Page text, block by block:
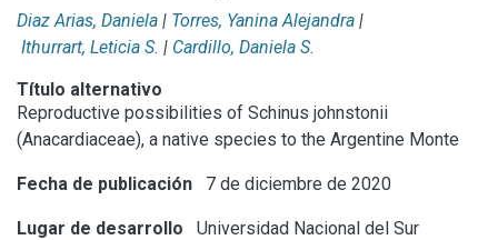
Diaz Arias, Daniela | Torres, Yanina Alejandra |
Ithurrart, Leticia S. | Cardillo, Daniela S.
Título alternativo
Reproductive possibilities of Schinus johnstonii
(Anacardiaceae), a native species to the Argentine Monte
Fecha de publicación 7 de diciembre de 2020
Lugar de desarrollo Universidad Nacional del Sur